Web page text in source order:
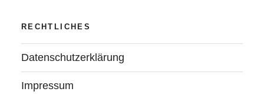
RECHTLICHES
Datenschutzerklärung
Impressum